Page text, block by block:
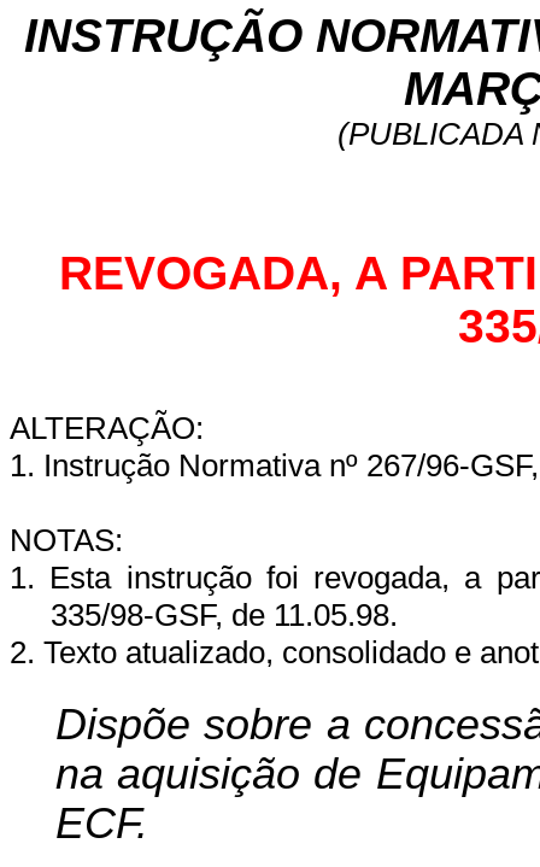
INSTRUÇÃO
(PUBLICADA
REVOGADA, A
ALTERAÇÃO:
1. Instrução Normativa nº 267/96-
NOTAS:
1. Esta instrução foi revogada, a
335/98-GSF, de 11.05.98.
2. Texto atualizado, consolidado e
Dispõe sobre a
na aquisição de
ECF.